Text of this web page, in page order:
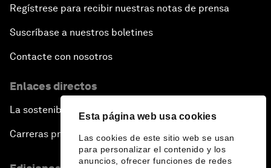
Esta página web usa cookies
Las cookies de este sitio web se usan
para personalizar el contenido y los
anuncios, ofrecer funciones de redes
Regístrese para recibir nuestras notas de prensa
Suscríbase a nuestros boletines
Contacte con nosotros
Enlaces directos
La sostenibilidad en el Foro
Carreras profesionales